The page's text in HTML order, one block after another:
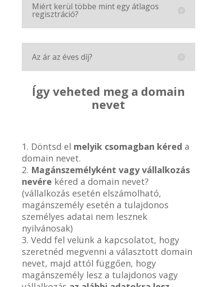
Miért kerül többe mint egy átlagos
regisztráció?
Az ár az éves díj?
Így veheted meg a domain
nevet
1. Döntsd el melyik csomagban kéred a
domain nevet.
2. Magánszemélyként vagy vállalkozás
nevére kéred a domain nevet?
(vállalkozás esetén elszámolható,
magánszemély esetén a tulajdonos
személyes adatai nem lesznek
nyilvánosak)
3. Vedd fel velünk a kapcsolatot, hogy
szeretnéd megvenni a választott domain
nevet, majd attól függően, hogy
magánszemély lesz a tulajdonos vagy